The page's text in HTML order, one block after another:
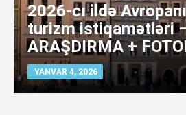
2026-cı ildə
turizm istiqamətləri
ARAŞDIRMA +
YANVAR 4, 2026